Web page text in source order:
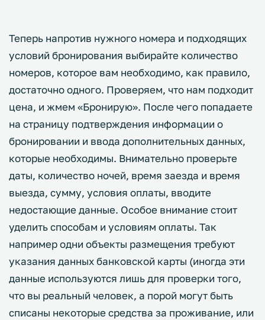
Теперь напротив нужного номера и подходящих
условий бронирования выбирайте количество
номеров, которое вам необходимо, как правило,
достаточно одного. Проверяем, что нам подходит
цена, и жмем «Бронирую». После чего попадаете
на страницу подтверждения информации о
бронировании и ввода дополнительных данных,
которые необходимы. Внимательно проверьте
даты, количество ночей, время заезда и время
выезда, сумму, условия оплаты, вводите
недостающие данные. Особое внимание стоит
уделить способам и условиям оплаты. Так
например одни объекты размещения требуют
указания данных банковской карты (иногда эти
данные используются лишь для проверки того,
что вы реальный человек, а порой могут быть
списаны некоторые средства за проживание, или